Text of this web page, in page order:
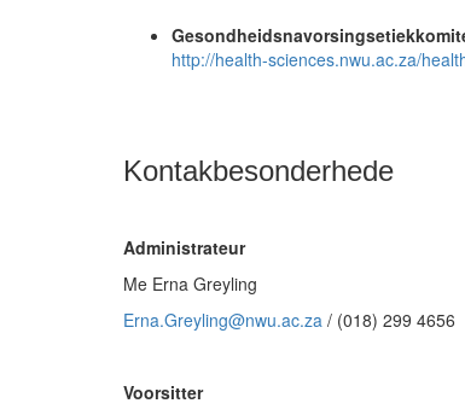
http://health-sciences.nwu.ac.za/
Kontakbesonderhede
Administrateur
Me Erna Greyling
Erna.Greyling@nwu.ac.za / (018) 299 4656
Voorsitter